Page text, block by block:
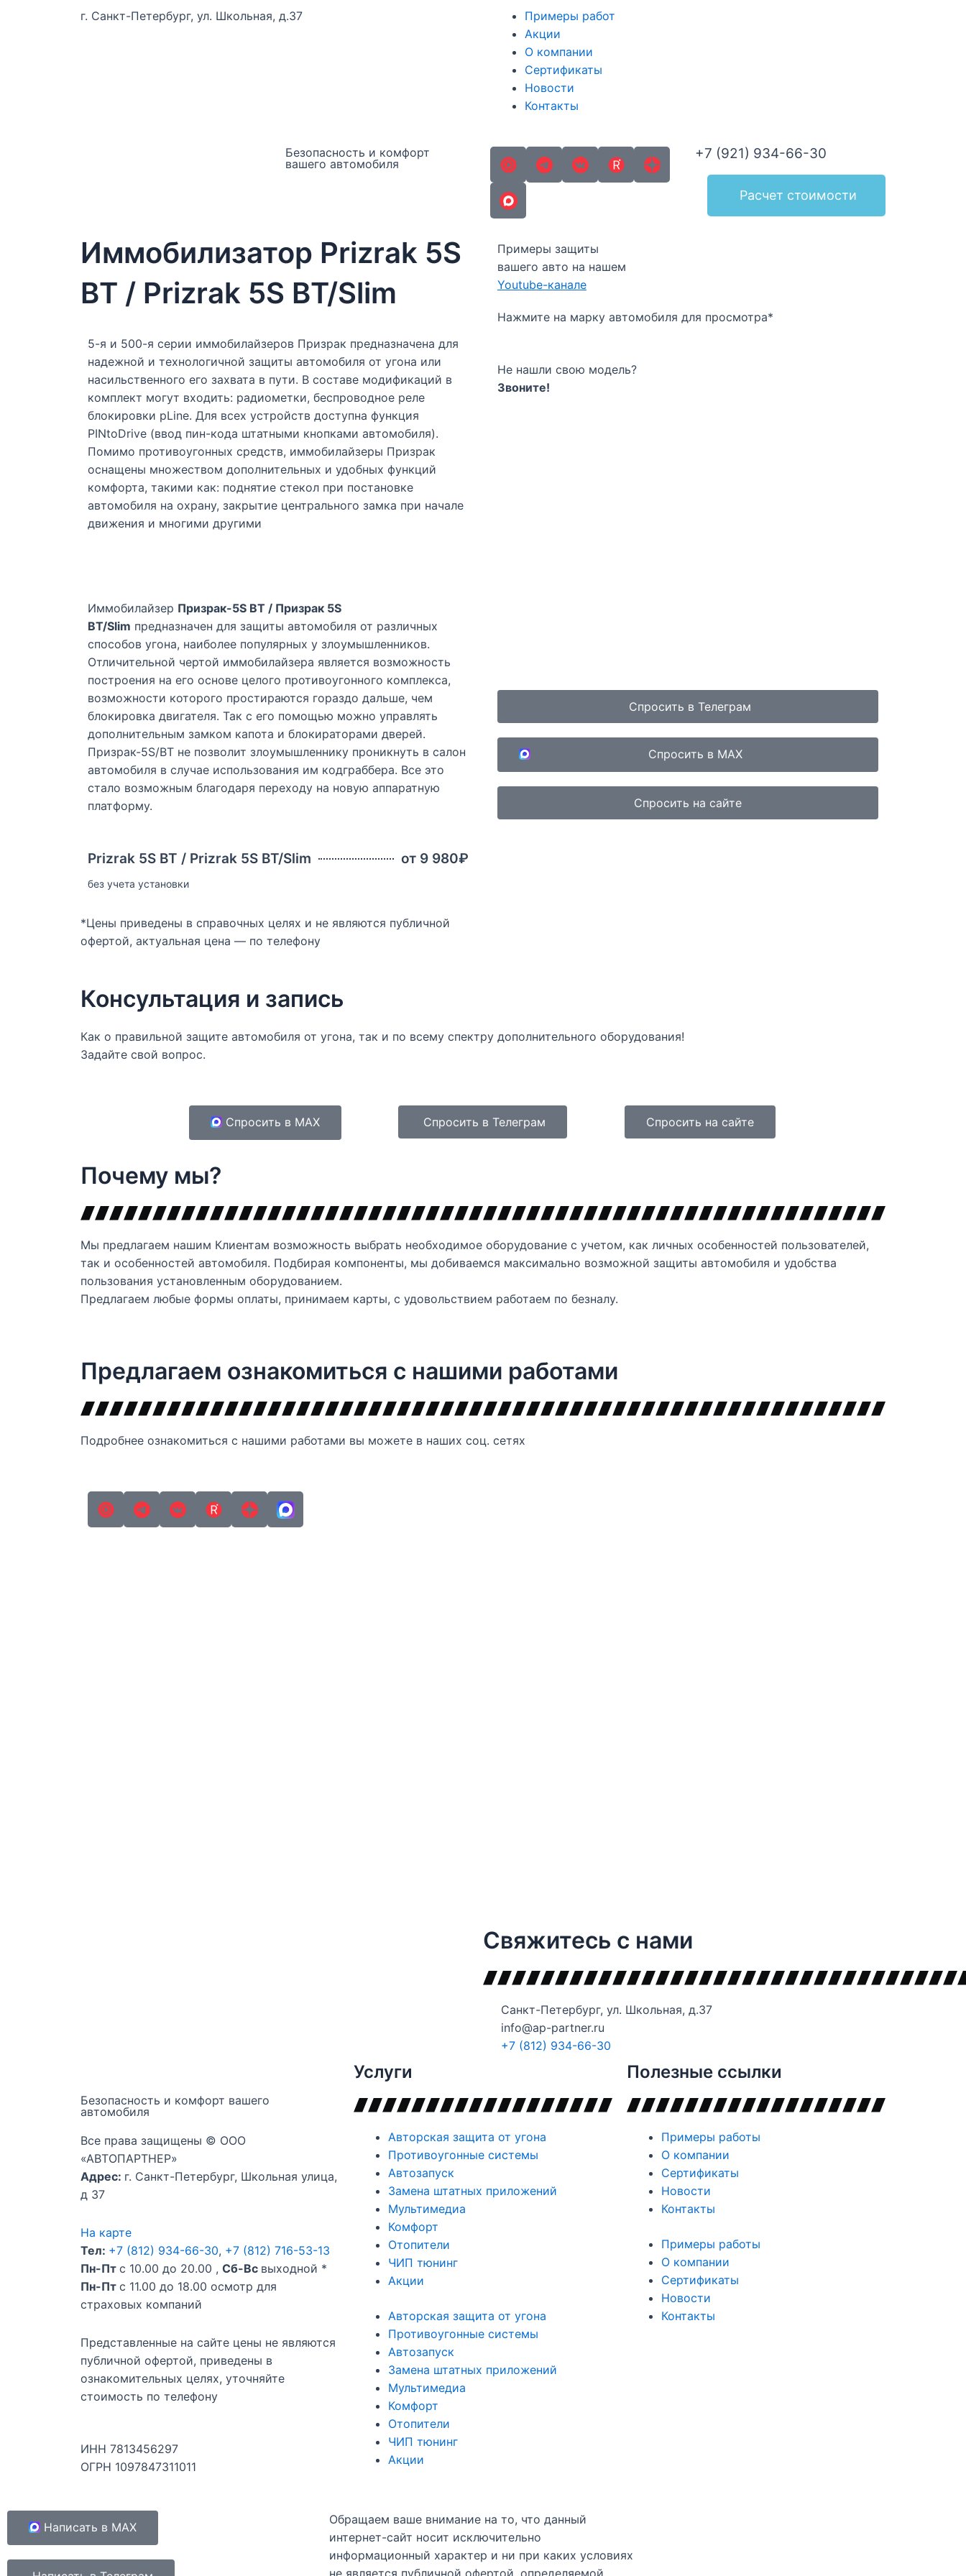
г. Санкт-Петербург, ул. Школьная, д.37
Примеры работ
Акции
О компании
Сертификаты
Новости
Контакты
Безопасность и комфорт
вашего автомобиля
+7 (921) 934-66-30
Расчет стоимости
Иммобилизатор Prizrak 5S
BT / Prizrak 5S BT/Slim
5-я и 500-я серии иммобилайзеров Призрак предназначена для
надежной и технологичной защиты автомобиля от угона или
насильственного его захвата в пути. В составе модификаций в
комплект могут входить: радиометки, беспроводное реле
блокировки pLine. Для всех устройств доступна функция
PINtoDrive (ввод пин-кода штатными кнопками автомобиля).
Помимо противоугонных средств, иммобилайзеры Призрак
оснащены множеством дополнительных и удобных функций
комфорта, такими как: поднятие стекол при постановке
автомобиля на охрану, закрытие центрального замка при начале
движения и многими другими
Иммобилайзер Призрак-5S BT / Призрак 5S
BT/Slim предназначен для защиты автомобиля от различных
способов угона, наиболее популярных у злоумышленников.
Отличительной чертой иммобилайзера является возможность
построения на его основе целого противоугонного комплекса,
возможности которого простираются гораздо дальше, чем
блокировка двигателя. Так с его помощью можно управлять
дополнительным замком капота и блокираторами дверей.
Призрак-5S/BT не позволит злоумышленнику проникнуть в салон
автомобиля в случае использования им кодграббера. Все это
стало возможным благодаря переходу на новую аппаратную
платформу.
Prizrak 5S BT / Prizrak 5S BT/Slim от 9 980₽
без учета установки
*Цены приведены в справочных целях и не являются публичной
офертой, актуальная цена — по телефону
Примеры защиты
вашего авто на нашем
Youtube-канале
Нажмите на марку автомобиля для просмотра*
Не нашли свою модель?
Звоните!
Спросить в Телеграм
Спросить в MAX
Спросить на сайте
Консультация и запись
Как о правильной защите автомобиля от угона, так и по всему спектру дополнительного оборудования!
Задайте свой вопрос.
Спросить в MAX Спросить в Телеграм Спросить на сайте
Почему мы?
Мы предлагаем нашим Клиентам возможность выбрать необходимое оборудование с учетом, как личных особенностей пользователей,
так и особенностей автомобиля. Подбирая компоненты, мы добиваемся максимально возможной защиты автомобиля и удобства
пользования установленным оборудованием.
Предлагаем любые формы оплаты, принимаем карты, с удовольствием работаем по безналу.
Предлагаем ознакомиться с нашими работами
Подробнее ознакомиться с нашими работами вы можете в наших соц. сетях
Свяжитесь с нами
Санкт-Петербург, ул. Школьная, д.37
info@ap-partner.ru
+7 (812) 934-66-30
Безопасность и комфорт вашего
автомобиля
Все права защищены © ООО
«АВТОПАРТНЕР»
Адрес: г. Санкт-Петербург, Школьная улица,
д 37
На карте
Тел: +7 (812) 934-66-30, +7 (812) 716-53-13
Пн-Пт с 10.00 до 20.00 , Сб-Вс выходной *
Пн-Пт c 11.00 до 18.00 осмотр для
страховых компаний
Представленные на сайте цены не являются
публичной офертой, приведены в
ознакомительных целях, уточняйте
стоимость по телефону
ИНН 7813456297
ОГРН 1097847311011
Услуги
Авторская защита от угона
Противоугонные системы
Автозапуск
Замена штатных приложений
Мультимедиа
Комфорт
Отопители
ЧИП тюнинг
Акции
Авторская защита от угона
Противоугонные системы
Автозапуск
Замена штатных приложений
Мультимедиа
Комфорт
Отопители
ЧИП тюнинг
Акции
Полезные ссылки
Примеры работы
О компании
Сертификаты
Новости
Контакты
Примеры работы
О компании
Сертификаты
Новости
Контакты
Написать в MAX
Обращаем ваше внимание на то, что данный
интернет-сайт носит исключительно
информационный характер и ни при каких условиях
не является публичной офертой, определяемой